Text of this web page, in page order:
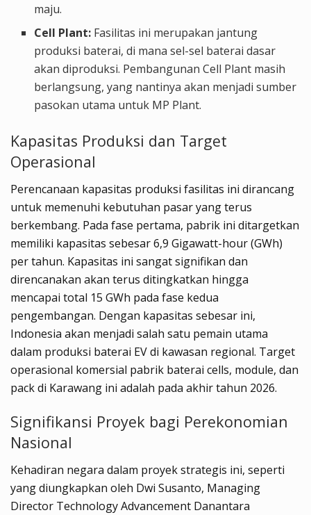
maju.
Cell Plant: Fasilitas ini merupakan jantung
produksi baterai, di mana sel-sel baterai dasar
akan diproduksi. Pembangunan Cell Plant masih
berlangsung, yang nantinya akan menjadi sumber
pasokan utama untuk MP Plant.
Kapasitas Produksi dan Target
Operasional
Perencanaan kapasitas produksi fasilitas ini dirancang
untuk memenuhi kebutuhan pasar yang terus
berkembang. Pada fase pertama, pabrik ini ditargetkan
memiliki kapasitas sebesar 6,9 Gigawatt-hour (GWh)
per tahun. Kapasitas ini sangat signifikan dan
direncanakan akan terus ditingkatkan hingga
mencapai total 15 GWh pada fase kedua
pengembangan. Dengan kapasitas sebesar ini,
Indonesia akan menjadi salah satu pemain utama
dalam produksi baterai EV di kawasan regional. Target
operasional komersial pabrik baterai cells, module, dan
pack di Karawang ini adalah pada akhir tahun 2026.
Signifikansi Proyek bagi Perekonomian
Nasional
Kehadiran negara dalam proyek strategis ini, seperti
yang diungkapkan oleh Dwi Susanto, Managing
Director Technology Advancement Danantara